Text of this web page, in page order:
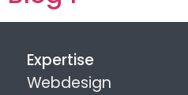
Expertise
Webdesign